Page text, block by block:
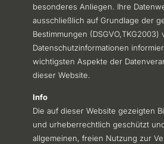
besonderes Anliegen. Ihre
ausschließlich auf Grundlage der
Bestimmungen (DSGVO,TKG2003)
Datenschutzinformationen
wichtigsten Aspekte der
dieser Website.
Info
Die auf dieser Website gezeigten
und urheberrechtlich geschützt
allgemeinen, freien Nutzung zur